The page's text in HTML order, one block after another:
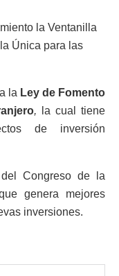
la Ventanilla
Única para las
la Ley de Fomento
, la cual tiene
de inversión
Congreso de la
genera mejores
inversiones.